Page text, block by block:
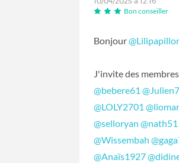
Bon conseiller
Bonjour
J'invite des
@bebere61
@LOLY2701
@selloryan @nath51
@Wissembah
@Anaïs1927